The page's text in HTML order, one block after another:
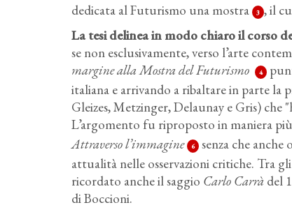
dedicata al Futurismo una mostra
3 , il
La tesi delinea in modo chiaro il corso
se non esclusivamente, verso l’arte
margine alla Mostra del Futurismo
4
italiana e arrivando a ribaltare in parte la
Gleizes, Metzinger, Delaunay e Gris)
L’argomento fu riproposto in maniera
Attraverso l’immagine
6
senza che
attualità nelle osservazioni critiche. Tra
ricordato anche il saggio Carlo Carrà del
di Boccioni.